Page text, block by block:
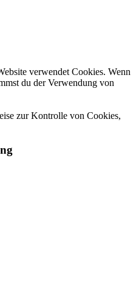
verwendet Cookies. Wenn
du der Verwendung von
zur Kontrolle von Cookies,